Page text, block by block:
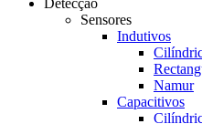
Detecção
Sensores
Indutivos
Namur
Capacitivos